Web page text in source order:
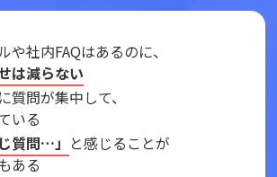
や社内FAQはあるのに、
は減らない
質問が集中して、
いる
質問…」 と感じることが
ある